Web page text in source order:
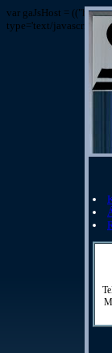
var gaJsHost =
type='text/